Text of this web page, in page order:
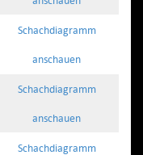
Schachdiagramm
anschauen
Schachdiagramm
anschauen
Schachdiagramm